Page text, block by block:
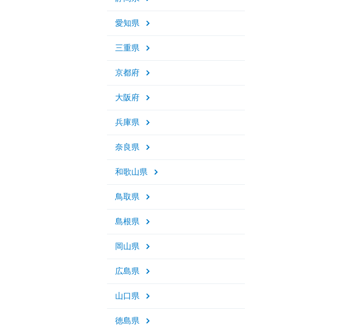
愛知県
三重県
京都府
大阪府
兵庫県
奈良県
和歌山県
鳥取県
島根県
岡山県
広島県
山口県
徳島県